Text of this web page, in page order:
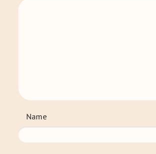
Name